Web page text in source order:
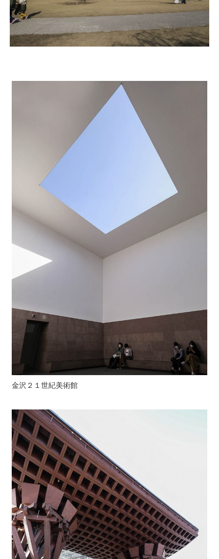
金沢２１世紀美術館